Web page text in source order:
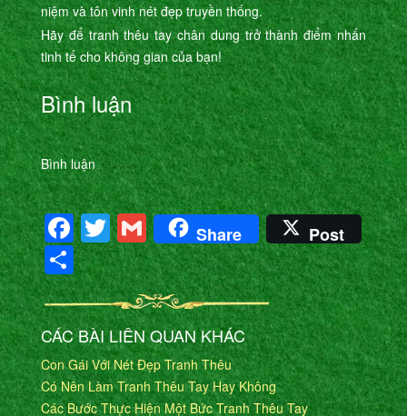
niệm và tôn vinh nét đẹp truyền thống.
Hãy để tranh thêu tay chân dung trở thành điểm nhấn
tinh tế cho không gian của bạn!
Bình luận
Bình luận
Facebook
Twitter
Gmail
Share Post
Share
CÁC BÀI LIÊN QUAN KHÁC
Con Gái Với Nét Đẹp Tranh Thêu
Có Nên Làm Tranh Thêu Tay Hay Không
Các Bước Thực Hiện Một Bức Tranh Thêu Tay